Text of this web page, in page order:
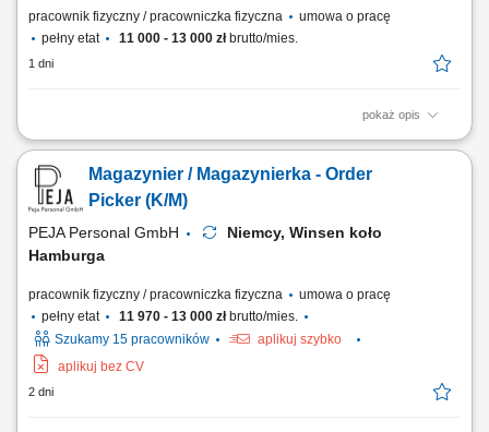
pracownik fizyczny / pracowniczka fizyczna
umowa o pracę
pełny etat
11 000 - 13 000 złbrutto/mies.
1 dni
pokaż opis
Opis stanowiska Realizacja zamówień (Order Picker, Komisjonowanie)
systemie w języku polskim. Opieka polskojęzycznego Koordynatora i
szkoleniowca! Układanie towaru; Kontrola jakości; Inne proste prace na
terenie magazynu;
Magazynier / Magazynierka - Order
Picker (K/M)
PEJA Personal GmbH
Niemcy, Winsen koło
Hamburga
pracownik fizyczny / pracowniczka fizyczna
umowa o pracę
pełny etat
11 970 - 13 000 złbrutto/mies.
Szukamy 15 pracowników
aplikuj szybko
aplikuj bez CV
2 dni